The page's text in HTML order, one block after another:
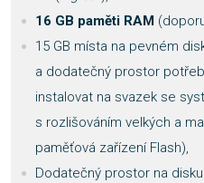
16 GB paměti RAM
15 GB místa na pevném
a dodatečný prostor
instalovat na svazek se
s rozlišováním velkých a
paměťová zařízení Flash),
Dodatečný prostor na